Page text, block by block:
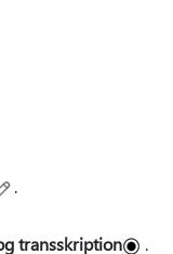
.
transskription .